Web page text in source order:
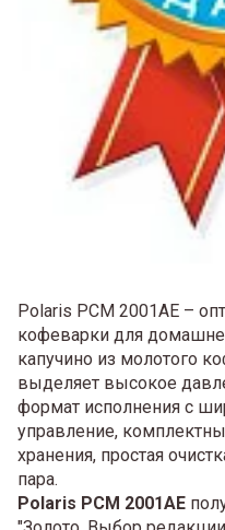
Polaris PCM 2001AE –
кофеварки для
капучино из молотого
выделяет высокое
формат исполнения с
управление,
хранения, простая
пара.
Polaris PCM 2001AE